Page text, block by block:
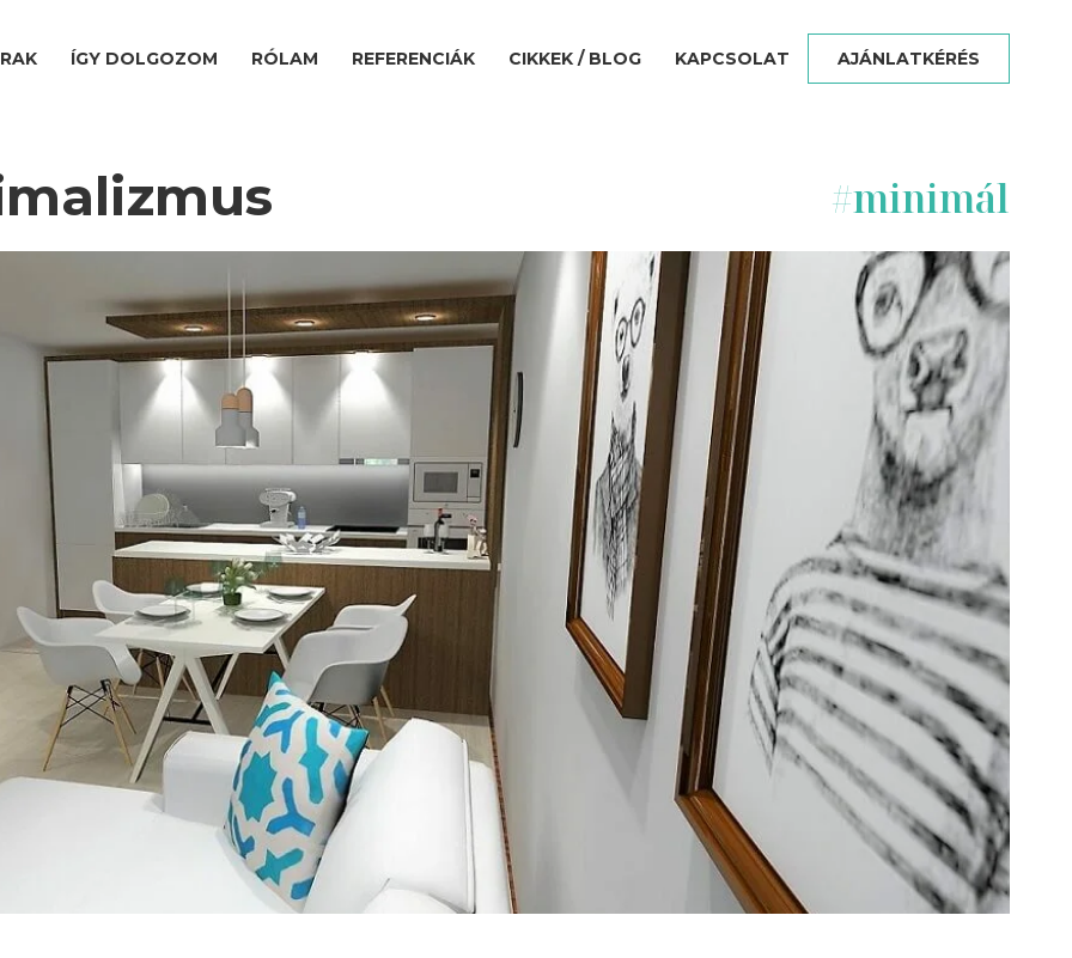
ÍGY DOLGOZOM RÓLAM REFERENCIÁK CIKKEK / BLOG KAPCSOLAT AJÁNLATKÉRÉS
#minimál